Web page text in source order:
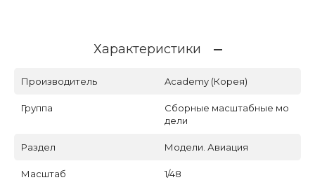
Характеристики
Производитель Academy (Корея)
Группа
Сборные масштабные мо
дели
Раздел Модели. Авиация
Масштаб 1/48